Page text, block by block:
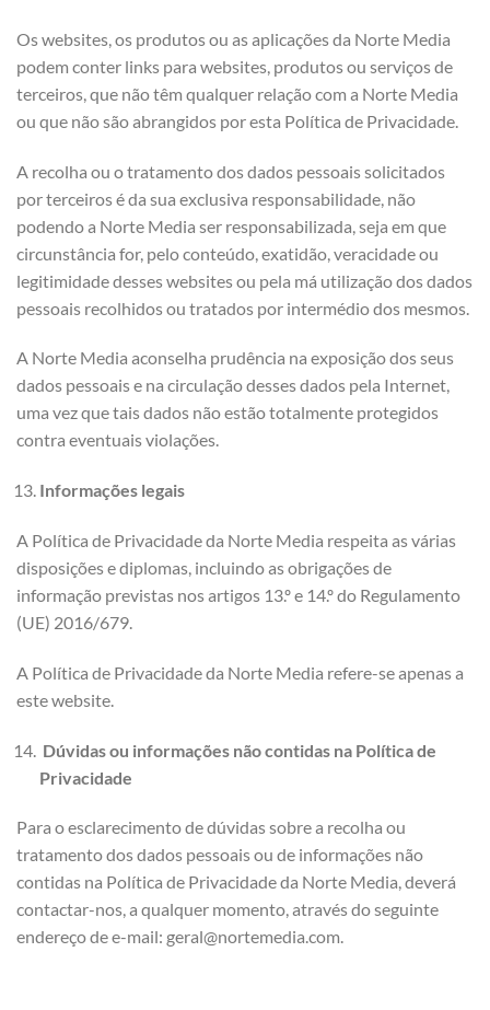
Os websites, os produtos ou as aplicações da Norte Media
podem conter links para websites, produtos ou serviços de
terceiros, que não têm qualquer relação com a Norte Media
ou que não são abrangidos por esta Política de Privacidade.
A recolha ou o tratamento dos dados pessoais solicitados
por terceiros é da sua exclusiva responsabilidade, não
podendo a Norte Media ser responsabilizada, seja em que
circunstância for, pelo conteúdo, exatidão, veracidade ou
legitimidade desses websites ou pela má utilização dos dados
pessoais recolhidos ou tratados por intermédio dos mesmos.
A Norte Media aconselha prudência na exposição dos seus
dados pessoais e na circulação desses dados pela Internet,
uma vez que tais dados não estão totalmente protegidos
contra eventuais violações.
Informações legais
A Política de Privacidade da Norte Media respeita as várias
disposições e diplomas, incluindo as obrigações de
informação previstas nos artigos 13.º e 14.º do Regulamento
(UE) 2016/679.
A Política de Privacidade da Norte Media refere-se apenas a
este website.
Dúvidas ou informações não contidas na Política de
Privacidade
Para o esclarecimento de dúvidas sobre a recolha ou
tratamento dos dados pessoais ou de informações não
contidas na Política de Privacidade da Norte Media, deverá
contactar-nos, a qualquer momento, através do seguinte
endereço de e-mail: geral@nortemedia.com.